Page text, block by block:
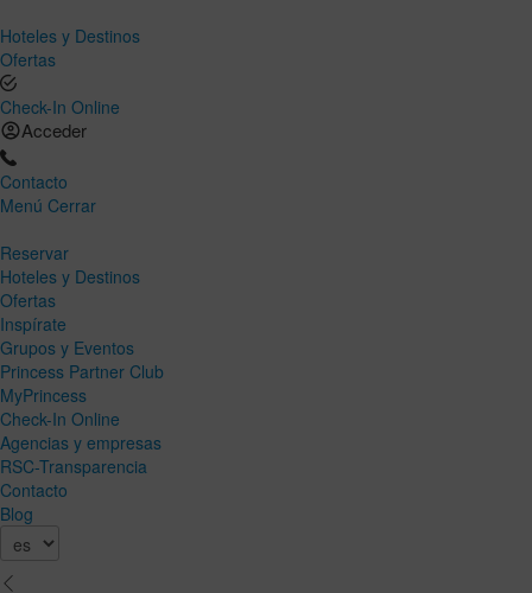
Hoteles y Destinos
Ofertas
Check-In Online
Acceder
Contacto
Menú Cerrar
Reservar
Hoteles y Destinos
Ofertas
Inspírate
Grupos y Eventos
Princess Partner Club
MyPrincess
Check-In Online
Agencias y empresas
RSC-Transparencia
Contacto
Blog